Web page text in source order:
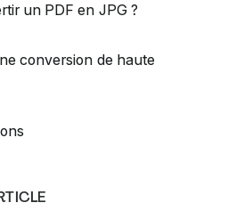
un PDF en JPG ?
conversion de haute